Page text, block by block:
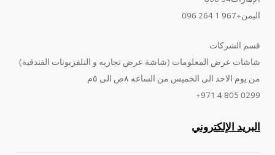
اليمن+967 1 264 096
قسم الشركات
شاشات عرض المعلومات (شاشة عرض تجاريه و التلفزيونات الفندقية)
من يوم الاحد الى الخميس من الساعه ٨ص الى ٥م
0299 805 4 971+
البريد الإلكتروني